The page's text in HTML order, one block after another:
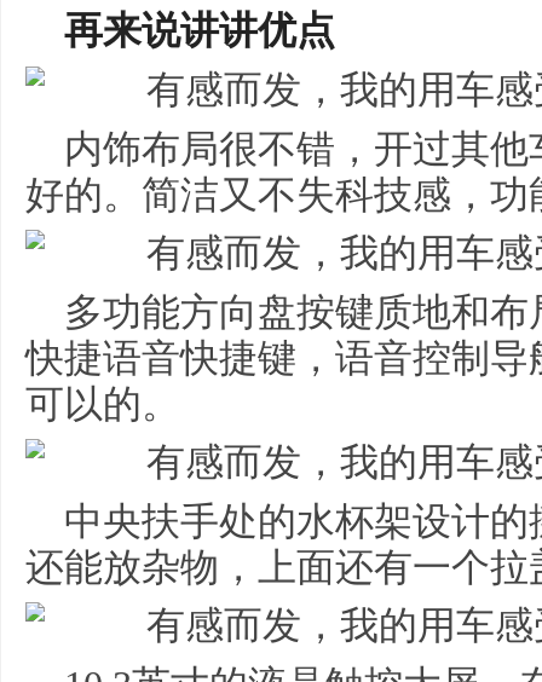
再来说讲讲优点
内饰布局很不错，开过其
好的。简洁又不失科技感，
多功能方向盘按键质地和
快捷语音快捷键，语音控制
可以的。
中央扶手处的水杯架设计
还能放杂物，上面还有一个